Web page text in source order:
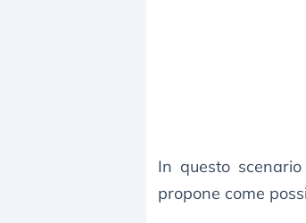
In questo
propone come